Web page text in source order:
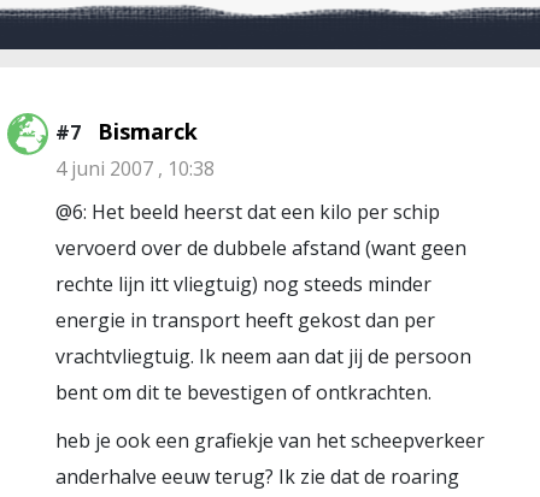
#7 Bismarck
4 juni 2007 , 10:38
@6: Het beeld heerst dat een kilo per schip
vervoerd over de dubbele afstand (want geen
rechte lijn itt vliegtuig) nog steeds minder
energie in transport heeft gekost dan per
vrachtvliegtuig. Ik neem aan dat jij de persoon
bent om dit te bevestigen of ontkrachten.
heb je ook een grafiekje van het scheepverkeer
anderhalve eeuw terug? Ik zie dat de roaring